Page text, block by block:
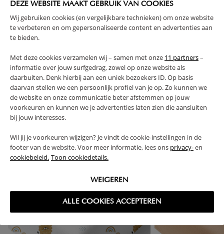
DEZE WEBSITE MAAKT GEBRUIK VAN COOKIES
Wij gebruiken cookies (en vergelijkbare technieken) om onze website
te verbeteren en om gepersonaliseerde content en advertenties aan
te bieden.
Met deze cookies verzamelen wij – samen met onze 11 partners–
informatie over jouw surfgedrag, zowel op onze website als
daarbuiten. Denk hierbij aan een uniek bezoekers ID. Op basis
daarvan stellen we een persoonlijk profiel van je op. Zo kunnen we
de website en onze communicatie beter afstemmen op jouw
voorkeuren en kunnen we je advertenties laten zien die aansluiten
bij jouw interesses.
Wil jij je voorkeuren wijzigen? Je vindt de cookie-instellingen in de
footer van de website. Voor meer informatie, lees ons privacy-en
cookiebeleid. Toon cookiedetails.
WEIGEREN
ALLE COOKIES ACCEPTEREN
PLUS- EN MINPUNTEN
FAQ
RETOUREN
High-contrast mode
VAAK SAMEN GEKOCHT